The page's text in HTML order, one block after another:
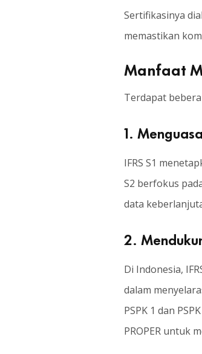
Sertifikasinya
memastikan
Manfaat
Terdapat
1.
IFRS S1
S2 berfokus
data
2.
Di Indonesia,
dalam
PSPK 1 dan
PROPER untuk